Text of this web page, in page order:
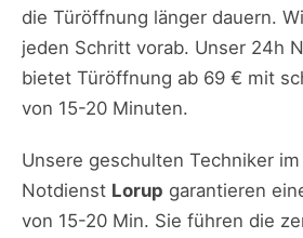
die Türöffnung länger dauern.
jeden Schritt vorab. Unser 24h
bietet Türöffnung ab 69 € mit
von 15-20 Minuten.
Unsere geschulten Techniker
Notdienst Lorup garantieren
von 15-20 Min. Sie führen die